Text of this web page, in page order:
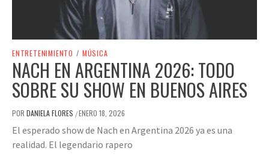
ENTRETENIMIENTO / MÚSICA
NACH EN ARGENTINA 2026: TODO
SOBRE SU SHOW EN BUENOS AIRES
POR DANIELA FLORES /ENERO 18, 2026
El esperado show de Nach en Argentina 2026 ya es una
realidad. El legendario rapero